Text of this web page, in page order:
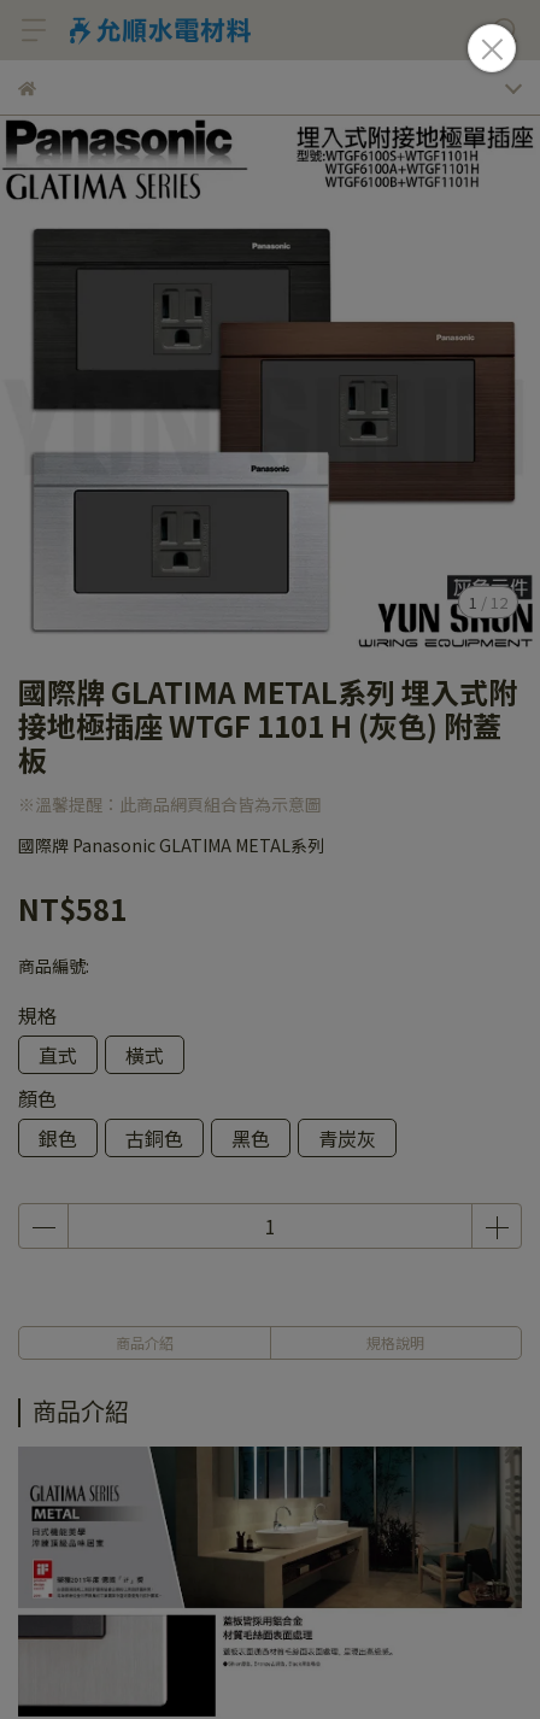
1 / 12
國際牌 GLATIMA METAL系列 埋入式附
接地極插座 WTGF 1101 H (灰色) 附蓋
板
※溫馨提醒：此商品網頁組合皆為示意圖
國際牌 Panasonic GLATIMA METAL系列
NT$581
商品編號:
規格
直式
橫式
顏色
銀色
古銅色 黑色 青炭灰
商品介紹 規格說明
商品介紹